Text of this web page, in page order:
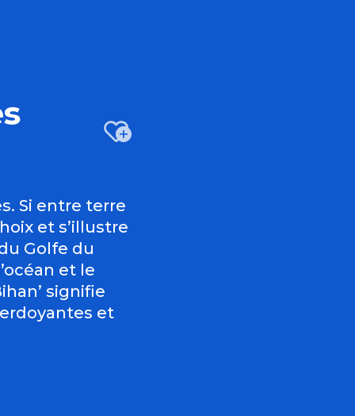
Ajouter
Si entre terre
et s’illustre
Golfe du
et le
signifie
et